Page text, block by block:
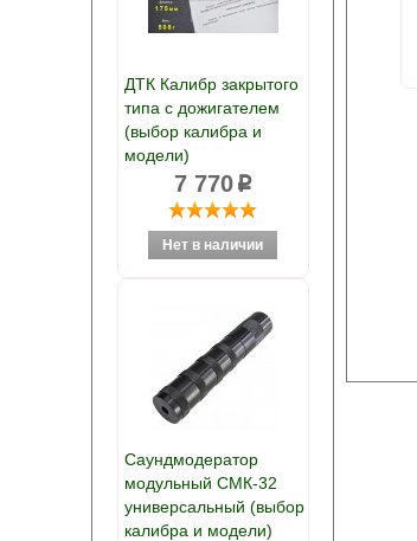
ДТК Калибр закрытого
типа с дожигателем
(выбор калибра и
модели)
7 770p
Саундмодератор
модульный СМК-32
универсальный (выбор
калибра и модели)